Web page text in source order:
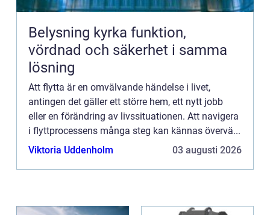
Belysning kyrka funktion,
vördnad och säkerhet i samma
lösning
Att flytta är en omvälvande händelse i livet,
antingen det gäller ett större hem, ett nytt jobb
eller en förändring av livssituationen. Att navigera
i flyttprocessens många steg kan kännas övervä...
Viktoria Uddenholm
03 augusti 2026